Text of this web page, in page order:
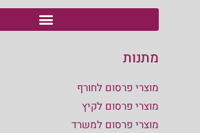
מתנות
מוצרי פרסום לחורף
מוצרי פרסום לקיץ
מוצרי פרסום למשרד